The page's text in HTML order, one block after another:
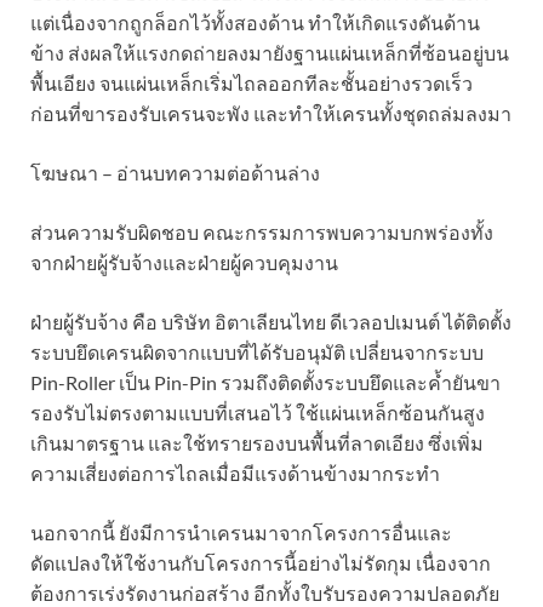
แต่เนื่องจากถูกล็อกไว้ทั้งสองด้าน ทำให้เกิดแรงดันด้าน
ข้าง ส่งผลให้แรงกดถ่ายลงมายังฐานแผ่นเหล็กที่ซ้อนอยู่บน
พื้นเอียง จนแผ่นเหล็กเริ่มไถลออกทีละชั้นอย่างรวดเร็ว
ก่อนที่ขารองรับเครนจะพัง และทำให้เครนทั้งชุดถล่มลงมา
โฆษณา – อ่านบทความต่อด้านล่าง
ส่วนความรับผิดชอบ คณะกรรมการพบความบกพร่องทั้ง
จากฝ่ายผู้รับจ้างและฝ่ายผู้ควบคุมงาน
ฝ่ายผู้รับจ้าง คือ บริษัท อิตาเลียนไทย ดีเวลอปเมนต์ ได้ติดตั้ง
ระบบยึดเครนผิดจากแบบที่ได้รับอนุมัติ เปลี่ยนจากระบบ
Pin-Roller เป็น Pin-Pin รวมถึงติดตั้งระบบยึดและค้ำยันขา
รองรับไม่ตรงตามแบบที่เสนอไว้ ใช้แผ่นเหล็กซ้อนกันสูง
เกินมาตรฐาน และใช้ทรายรองบนพื้นที่ลาดเอียง ซึ่งเพิ่ม
ความเสี่ยงต่อการไถลเมื่อมีแรงด้านข้างมากระทำ
นอกจากนี้ ยังมีการนำเครนมาจากโครงการอื่นและ
ดัดแปลงให้ใช้งานกับโครงการนี้อย่างไม่รัดกุม เนื่องจาก
ต้องการเร่งรัดงานก่อสร้าง อีกทั้งใบรับรองความปลอดภัย